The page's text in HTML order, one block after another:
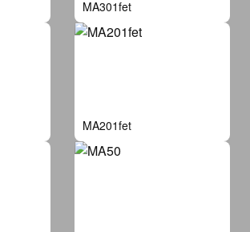
MA301fet
MA201fet